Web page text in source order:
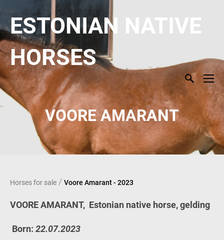
ESTONIAN NATIVE
HORSES
VOORE AMARANT
Horses for sale / Voore Amarant - 2023
VOORE AMARANT, Estonian native horse, gelding
Born: 22.07.2023